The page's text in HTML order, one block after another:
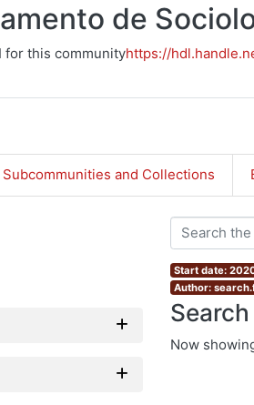
de
for this communityhttps://
Subcommunities and Collections
Start date:
Author:
Now